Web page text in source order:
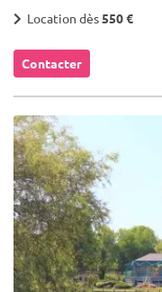
Location dès550 €
Contacter